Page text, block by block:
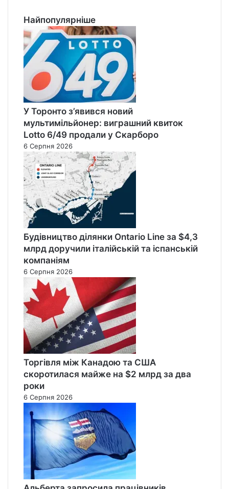
Найпопулярніше
У Торонто з’явився новий
мультимільйонер: виграшний квиток
Lotto 6/49 продали у Скарборо
6 Серпня 2026
Будівництво ділянки Ontario Line за $4,3
млрд доручили італійській та іспанській
компаніям
6 Серпня 2026
Торгівля між Канадою та США
скоротилася майже на $2 млрд за два
роки
6 Серпня 2026